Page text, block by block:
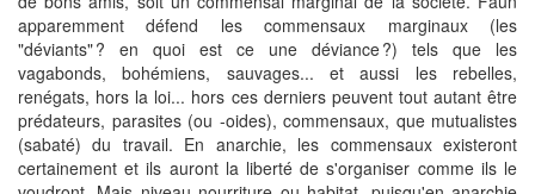
apparemment défend les commensaux marginaux (les
"déviants" ? en quoi est ce une déviance ?) tels que les
vagabonds, bohémiens, sauvages... et aussi les rebelles,
renégats, hors la loi... hors ces derniers peuvent tout autant être
prédateurs, parasites (ou -oides), commensaux, que mutualistes
(sabaté) du travail. En anarchie, les commensaux existeront
certainement et ils auront la liberté de s'organiser comme ils le